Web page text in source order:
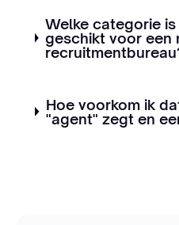
Welke categorie
geschikt voor een
Hoe voorkom ik
"agent" zegt en